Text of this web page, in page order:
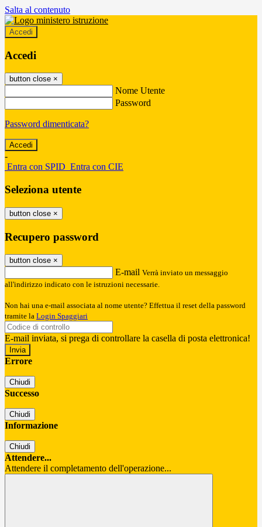
Salta al contenuto
Accedi
Accedi
button close ×
Nome Utente
Password
Password dimenticata?
-
Entra con SPID Entra con CIE
Seleziona utente
button close ×
Recupero password
button close ×
E-mail Verrà inviato un messaggio
all'indirizzo indicato con le istruzioni necessarie.
Non hai una e-mail associata al nome utente? Effettua il reset della password
tramite la Login Spaggiari
E-mail inviata, si prega di controllare la casella di posta elettronica!
Errore
Chiudi
Successo
Chiudi
Informazione
Chiudi
Attendere...
Attendere il completamento dell'operazione...